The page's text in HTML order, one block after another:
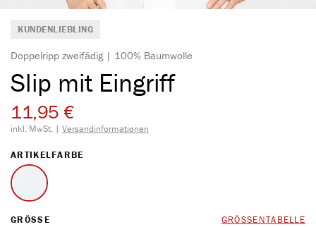
KUNDENLIEBLING
Doppelripp zweifädig | 100% Baumwolle
Slip mit Eingriff
11,95 €
inkl. MwSt. | Versandinformationen
ARTIKELFARBE
weiss
GRÖSSE AUSWÄHLEN GRÖSSENTABELLE